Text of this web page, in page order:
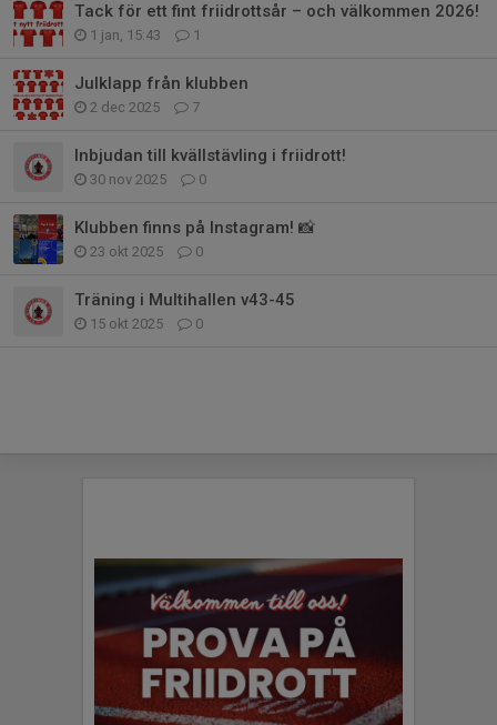
Tack för ett fint friidrottsår – och välkommen 2026!
1 jan, 15:43 1
Julklapp från klubben
2 dec 2025 7
Inbjudan till kvällstävling i friidrott!
30 nov 2025 0
Klubben finns på Instagram! 📸
23 okt 2025 0
Träning i Multihallen v43-45
15 okt 2025 0